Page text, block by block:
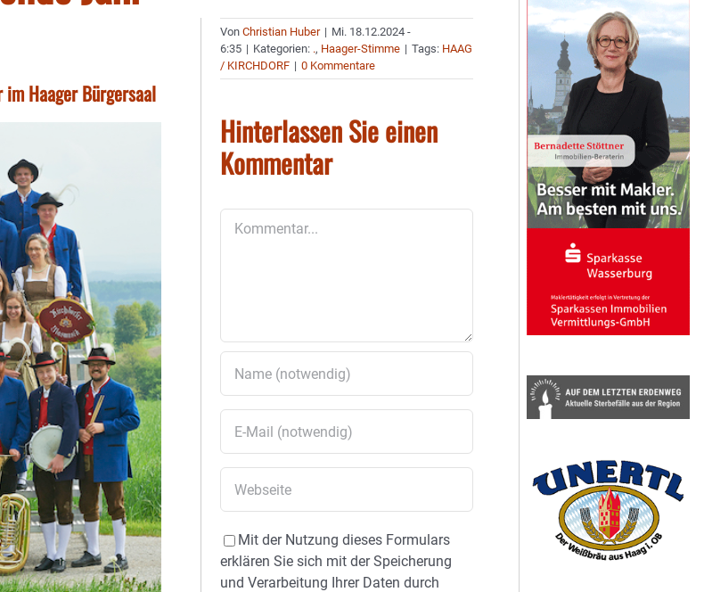
Haager Bürgersaal
VonChristian Huber | Mi. 18.12.2024 -
6:35 | Kategorien: ., Haager-Stimme | Tags: HAAG
/ KIRCHDORF | 0 Kommentare
Hinterlassen Sie einen
Kommentar
Mit der Nutzung dieses Formulars
erklären Sie sich mit der Speicherung
und Verarbeitung Ihrer Daten durch